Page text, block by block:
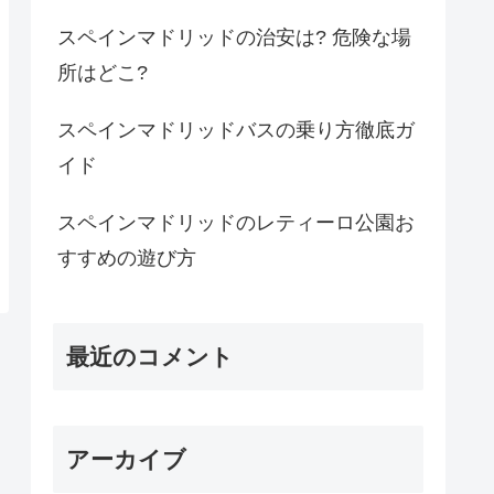
スペインマドリッドの治安は? 危険な場
所はどこ?
スペインマドリッドバスの乗り方徹底ガ
イド
スペインマドリッドのレティーロ公園お
すすめの遊び方
最近のコメント
アーカイブ